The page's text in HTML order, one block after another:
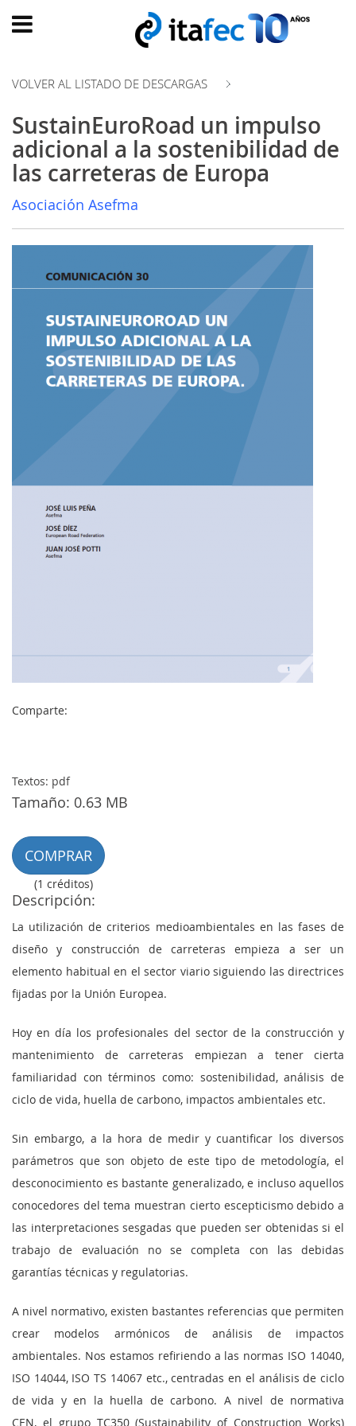
Main
INICIO
EVOLUCIÓN
EVENTOS
WATCH
NOW
PRODUMER
TRANSFORMACIÓN
CUSTOMER
EXPERIENCE
Comparte:
VOLVER AL LISTADO DE DESCARGAS
SustainEuroRoad un impulso
adicional a la sostenibilidad de
las carreteras de Europa
Asociación Asefma
Comparte:
Textos: pdf
Tamaño: 0.63 MB
COMPRAR
(1 créditos)
Descripción:
La utilización de criterios medioambientales en las fases de
diseño y construcción de carreteras empieza a ser un
elemento habitual en el sector viario siguiendo las directrices
fijadas por la Unión Europea.
Hoy en día los profesionales del sector de la construcción y
mantenimiento de carreteras empiezan a tener cierta
familiaridad con términos como: sostenibilidad, análisis de
ciclo de vida, huella de carbono, impactos ambientales etc.
Sin embargo, a la hora de medir y cuantificar los diversos
parámetros que son objeto de este tipo de metodología, el
desconocimiento es bastante generalizado, e incluso aquellos
conocedores del tema muestran cierto escepticismo debido a
las interpretaciones sesgadas que pueden ser obtenidas si el
trabajo de evaluación no se completa con las debidas
garantías técnicas y regulatorias.
A nivel normativo, existen bastantes referencias que permiten
crear modelos armónicos de análisis de impactos
ambientales. Nos estamos refiriendo a las normas ISO 14040,
ISO 14044, ISO TS 14067 etc., centradas en el análisis de ciclo
de vida y en la huella de carbono. A nivel de normativa
CEN, el grupo TC350 (Sustainability of Construction Works)